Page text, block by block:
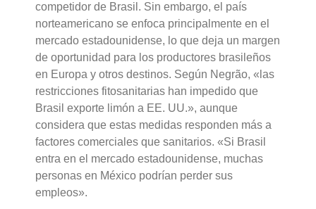
competidor de Brasil. Sin embargo, el país
norteamericano se enfoca principalmente en el
mercado estadounidense, lo que deja un margen
de oportunidad para los productores brasileños
en Europa y otros destinos. Según Negrão, «las
restricciones fitosanitarias han impedido que
Brasil exporte limón a EE. UU.», aunque
considera que estas medidas responden más a
factores comerciales que sanitarios. «Si Brasil
entra en el mercado estadounidense, muchas
personas en México podrían perder sus
empleos».